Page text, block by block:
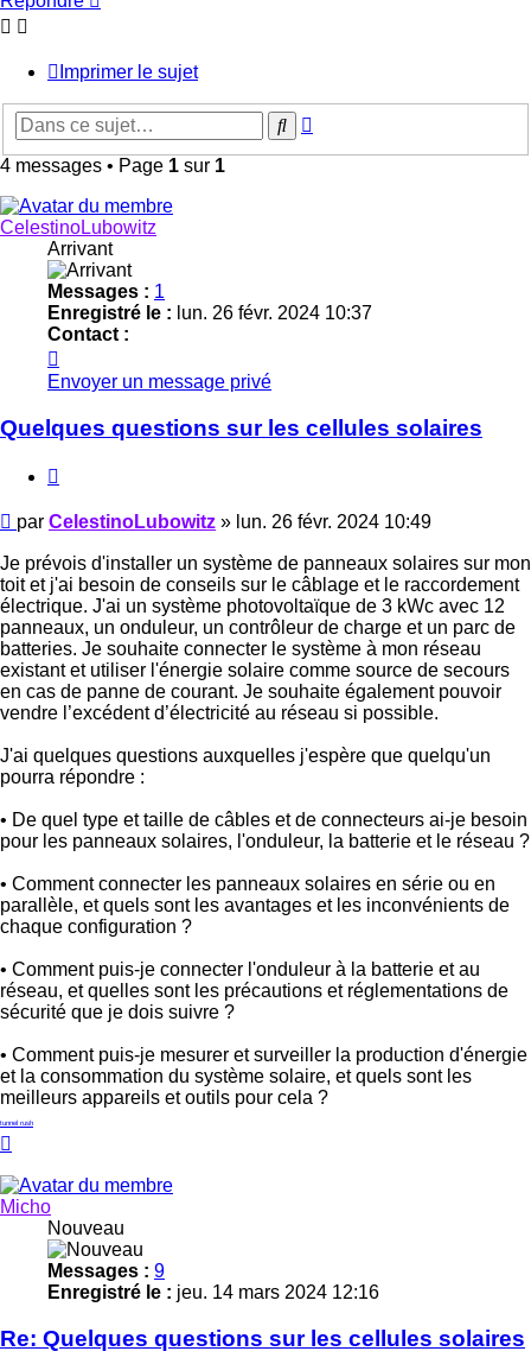
Imprimer le sujet
Rechercher
4 messages • Page 1 sur 1
CelestinoLubowitz
Arrivant
Messages : 1
Enregistré le : lun. 26 févr. 2024 10:37
Contact :
CelestinoLubowitz
Envoyer un message privé
Quelques questions sur les cellules solaires
Message
par CelestinoLubowitz » lun. 26 févr. 2024 10:49
Je prévois d'installer un système de panneaux solaires sur mon
toit et j'ai besoin de conseils sur le câblage et le raccordement
électrique. J'ai un système photovoltaïque de 3 kWc avec 12
panneaux, un onduleur, un contrôleur de charge et un parc de
batteries. Je souhaite connecter le système à mon réseau
existant et utiliser l'énergie solaire comme source de secours
en cas de panne de courant. Je souhaite également pouvoir
vendre l’excédent d’électricité au réseau si possible.
J'ai quelques questions auxquelles j'espère que quelqu'un
pourra répondre :
• De quel type et taille de câbles et de connecteurs ai-je besoin
pour les panneaux solaires, l'onduleur, la batterie et le réseau ?
• Comment connecter les panneaux solaires en série ou en
parallèle, et quels sont les avantages et les inconvénients de
chaque configuration ?
• Comment puis-je connecter l'onduleur à la batterie et au
réseau, et quelles sont les précautions et réglementations de
sécurité que je dois suivre ?
• Comment puis-je mesurer et surveiller la production d'énergie
et la consommation du système solaire, et quels sont les
meilleurs appareils et outils pour cela ?
tunnel rush
Micho
Nouveau
Messages : 9
Enregistré le : jeu. 14 mars 2024 12:16
Re: Quelques questions sur les cellules solaires